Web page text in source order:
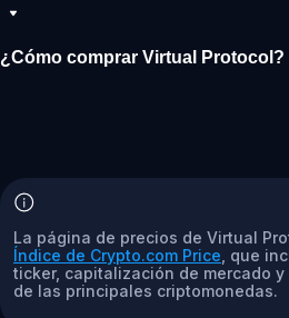
¿Cómo comprar Virtual Protocol?
La página de precios de Virtual
Índice de Crypto.com Price , que
ticker, capitalización de mercado
de las principales criptomonedas.